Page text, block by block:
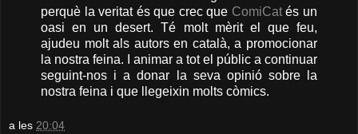
perquè la veritat és que crec que ComiCatés un
oasi en un desert. Té molt mèrit el que feu,
ajudeu molt als autors en català, a promocionar
la nostra feina. I animar a tot el públic a continuar
seguint-nos i a donar la seva opinió sobre la
nostra feina i que llegeixin molts còmics.
a les 20:04